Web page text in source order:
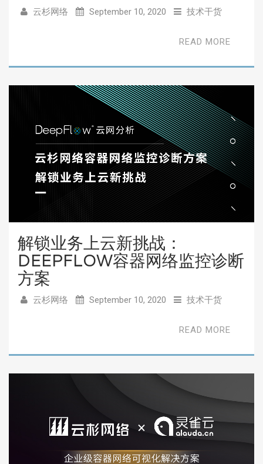
云杉网络 September 10, 2020 技术干货
READ MORE
解锁业务上云新挑战：
DEEPFLOW容器网络监控诊断
方案
云杉网络 September 10, 2020 技术干货
READ MORE